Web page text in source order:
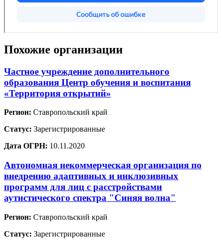
Похожие организации
Частное учреждение дополнительного
образования Центр обучения и воспитания
«Территория открытий»
Регион: Ставропольский край
Статус: Зарегистрированные
Дата ОГРН: 10.11.2020
Автономная некоммерческая организация по
внедрению адаптивных и инклюзивных
программ для лиц с расстройствами
аутистического спектра "Синяя волна"
Регион: Ставропольский край
Статус: Зарегистрированные